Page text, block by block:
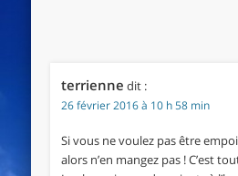
terrienne dit :
26 février 2016 à 10 h 58 min
Si vous ne voulez pas être
alors n’en mangez pas ! C’est